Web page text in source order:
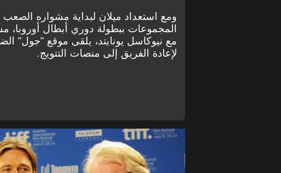
ومع استعداد ميلان لبداية مشواره
المجموعات ببطولة دوري أبطال أوروبا،
مع نيوكاسل يونايتد، يلقى موقع "جول"
لإعادة الفريق إلى منصات التتويج.